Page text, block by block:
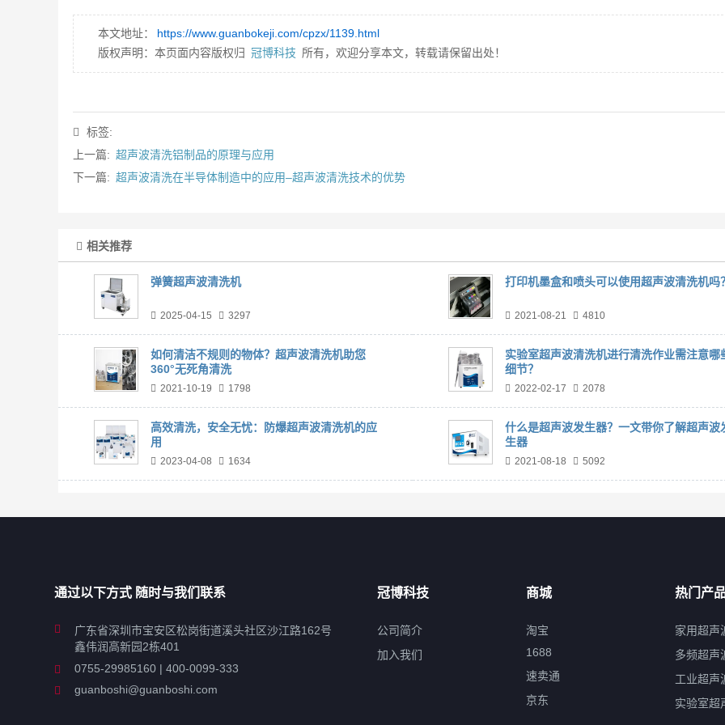
本文地址：
https://www.guanbokeji.com/cpzx/1139.html
版权声明：本页面内容版权归 冠博科技 所有，欢迎分享本文，转载请保留出处！
标签:
上一篇: 超声波清洗铝制品的原理与应用
下一篇: 超声波清洗在半导体制造中的应用–超声波清洗技术的优势
相关推荐
弹簧超声波清洗机
2025-04-15 3297
打印机墨盒和喷头可以使用超声波清洗机吗
2021-08-21 4810
如何清洁不规则的物体？超声波清洗机助您
360°无死角清洗
2021-10-19 1798
实验室超声波清洗机进行清洗作业需注意哪
细节？
2022-02-17 2078
高效清洗，安全无忧：防爆超声波清洗机的应
用
2023-04-08 1634
什么是超声波发生器？一文带你了解超声波
生器
2021-08-18 5092
通过以下方式 随时与我们联系
广东省深圳市宝安区松岗街道溪头社区沙江路162号
鑫伟润高新园2栋401
0755-29985160 | 400-0099-333
guanboshi@guanboshi.com
冠博科技
公司简介
加入我们
商城
淘宝
1688
速卖通
京东
热门产
家用超声
多频超声
工业超声
实验室超